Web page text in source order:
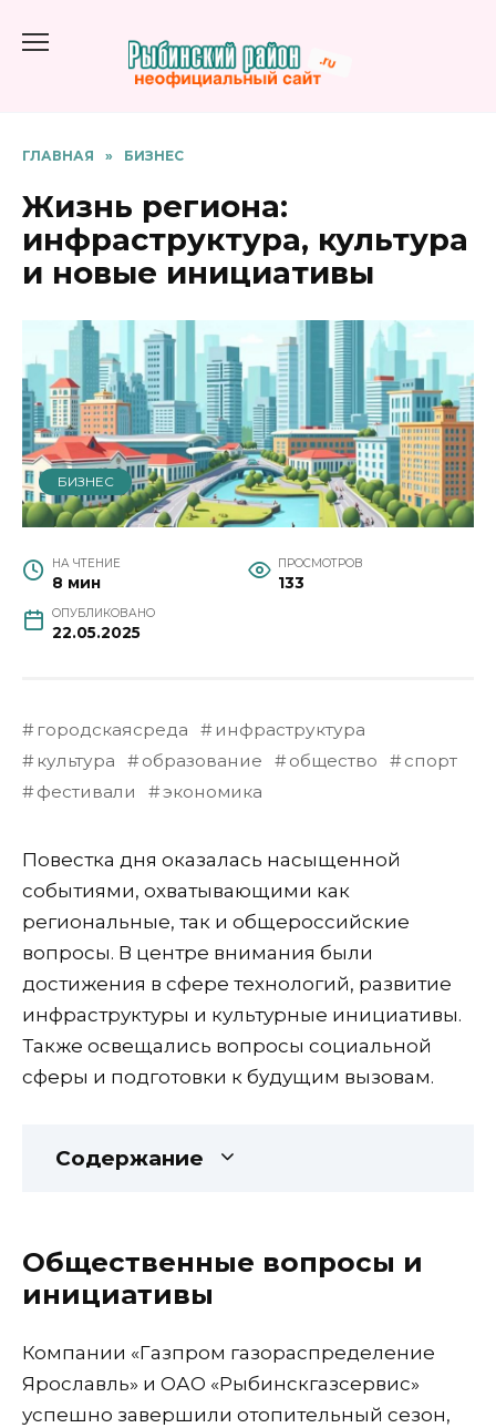
содержанию
ГЛАВНАЯ » БИЗНЕС
Жизнь региона:
инфраструктура, культура
и новые инициативы
БИЗНЕС
НА ЧТЕНИЕ
8 мин
ПРОСМОТРОВ
133
ОПУБЛИКОВАНО
22.05.2025
городскаясреда
инфраструктура
культура
образование общество
спорт
фестивали
экономика
Повестка дня оказалась насыщенной
событиями, охватывающими как
региональные, так и общероссийские
вопросы. В центре внимания были
достижения в сфере технологий, развитие
инфраструктуры и культурные инициативы.
Также освещались вопросы социальной
сферы и подготовки к будущим вызовам.
Содержание
Общественные вопросы и
инициативы
Компании «Газпром газораспределение
Ярославль» и ОАО «Рыбинскгазсервис»
успешно завершили отопительный сезон,